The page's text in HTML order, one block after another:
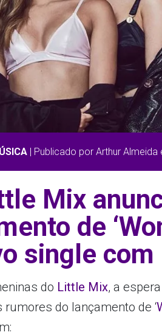
| Publicado por Arthur
Mix
de
single
do Little Mix, a
do lançamento de ‘